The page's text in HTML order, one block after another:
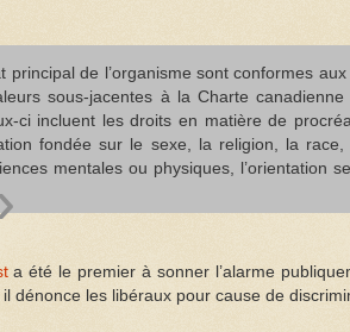
principal de l’organisme sont conformes
sous-jacentes à la Charte
ci incluent les droits en matière de
fondée sur le sexe, la religion, la race,
mentales ou physiques, l’orientation
a été le premier à sonner l’alarme
dénonce les libéraux pour cause de